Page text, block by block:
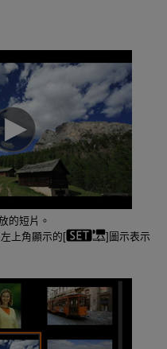
的短片。
上角顯示的[
]圖示表示